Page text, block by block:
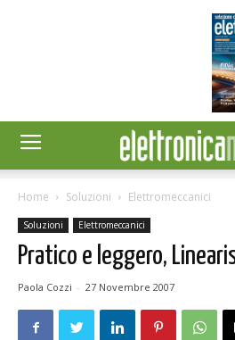
Home Soluzioni Elettromeccanici
Soluzioni Elettromeccanici
Pratico e leggero,
Paola Cozzi - 27 Novembre 2007